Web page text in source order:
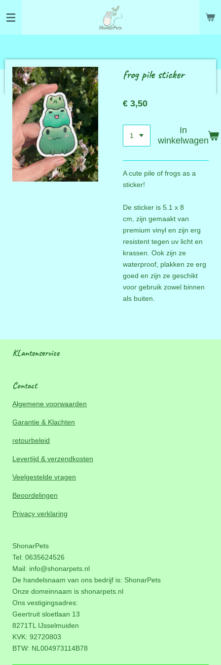
direct
frog pile sticker
€ 3,50
In
winkelwagen
A cute pile of frogs as a
sticker!
De sticker is 5.1 x 8
cm, zijn gemaakt van
premium vinyl en zijn erg
resistent tegen uv licht en
krassen. Ook zijn ze
waterproof, plakken ze erg
goed en zijn ze geschikt
voor gebruik zowel binnen
als buiten.
KLantenservice
Contact
Algemene voorwaarden
Garantie & Klachten
retourbeleid
Levertijd & verzendkosten
Veelgestelde vragen
Beoordelingen
Privacy verklaring
ShonarPets
Tel: 0635624526
Mail: info@shonarpets.nl
De handelsnaam van ons bedrijf is: ShonarPets
Onze domeinnaam is shonarpets.nl
Ons vestigingsadres:
Geertruit sloetlaan 13
8271TL IJsselmuiden
KVK: 92720803
BTW: NL004973114B78